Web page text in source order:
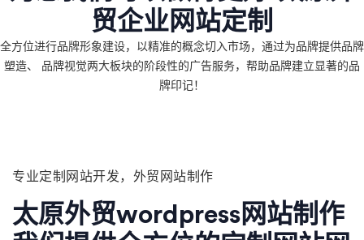
贸企业网站定制
全方位进行品牌形象建设，以精准的概念切入市场，通过为品牌提供品牌
塑造、 品牌视觉两大板块的阶段性的广告服务，帮助品牌建立显著的品
牌印记！
专业定制网站开发，外贸网站制作
太原外贸wordpress网站制作